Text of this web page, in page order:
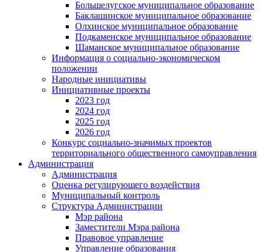
Большелугское муниципальное образование
Баклашинское муниципальное образование
Олхинское муниципальное образование
Подкаменское муниципальное образование
Шаманское муниципальное образование
Информация о социально-экономическом
положении
Народные инициативы
Инициативные проекты
2023 год
2024 год
2025 год
2026 год
Конкурс социально-значимых проектов
территориального общественного самоуправления
Администрация
Администрация
Оценка регулирующего воздействия
Муниципальный контроль
Структура Администрации
Мэр района
Заместители Мэра района
Правовое управление
Управление образования